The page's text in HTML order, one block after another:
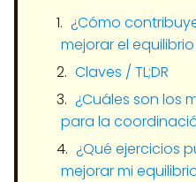
¿Cómo
mejorar el
Claves / TL;DR
¿Cuáles son los
para la
¿Qué ejercicios
mejorar mi